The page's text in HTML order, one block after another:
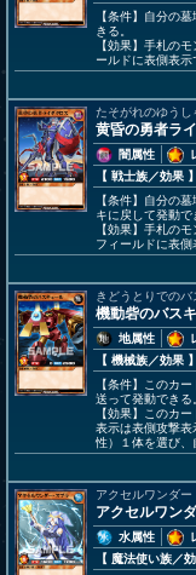
【条件】自分の
きる。
【効果】手札の
ールドに表側表示
たそがれのゆうし
黄昏の勇者ラ
闇属性
【 戦士族／効果 】
【条件】自分の
キに戻して発動で
【効果】手札の
フィールドに表側
きどうとりでの
機動砦のバス
地属性
【 機械族／効果 】
【条件】このカ
送って発動できる
【効果】このカ
表示は表側攻撃
性）１体を選び、
アクセルワンダー
アクセルワン
水属性
【 魔法使い族／